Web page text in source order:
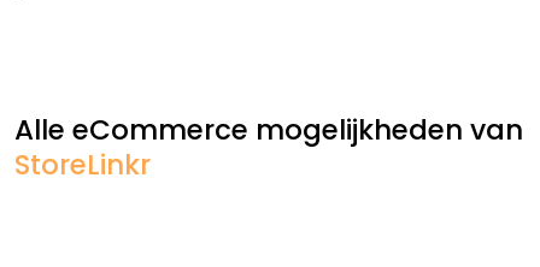
Alle eCommerce mogelijkheden van
StoreLinkr